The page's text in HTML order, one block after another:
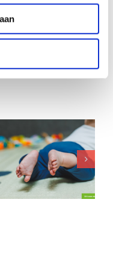
platform!
WhatsApp
E-
Wie neemt deze
jongen mee naar
buiten?